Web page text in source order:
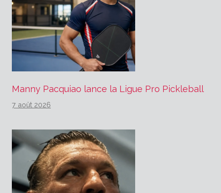
Manny Pacquiao lance la Ligue Pro Pickleball
7 août 2026